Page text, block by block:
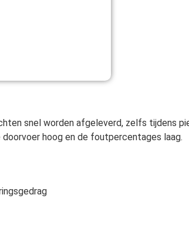
snel worden afgeleverd, zelfs tijdens
hoog en de foutpercentages laag.